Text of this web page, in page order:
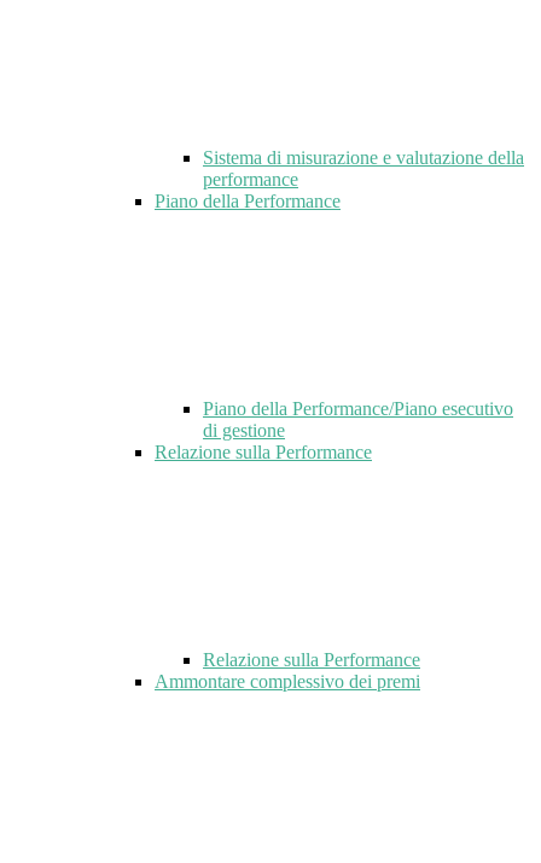
Sistema di misurazione e valutazione della
performance
Piano della Performance
Piano della Performance/Piano esecutivo
di gestione
Relazione sulla Performance
Relazione sulla Performance
Ammontare complessivo dei premi